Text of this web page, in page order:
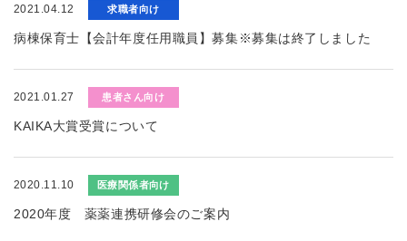
2021.04.12 求職者向け
病棟保育士【会計年度任用職員】募集※募集は終了しました
2021.01.27 患者さん向け
KAIKA大賞受賞について
2020.11.10 医療関係者向け
2020年度 薬薬連携研修会のご案内